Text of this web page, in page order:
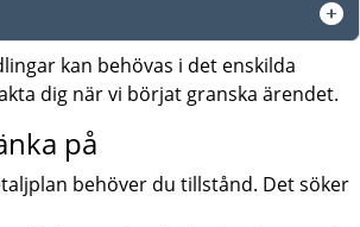
kan behövas i det enskilda
dig när vi börjat granska ärendet.
på
behöver du tillstånd. Det söker